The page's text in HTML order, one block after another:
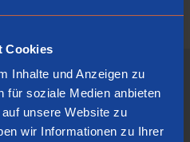
Cookies
Inhalte und Anzeigen zu
für soziale Medien anbieten
unsere Website zu
wir Informationen zu Ihrer